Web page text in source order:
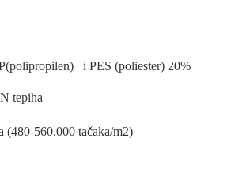
i PES (poliester) 20%
tepiha
(480-560.000 tačaka/m2)